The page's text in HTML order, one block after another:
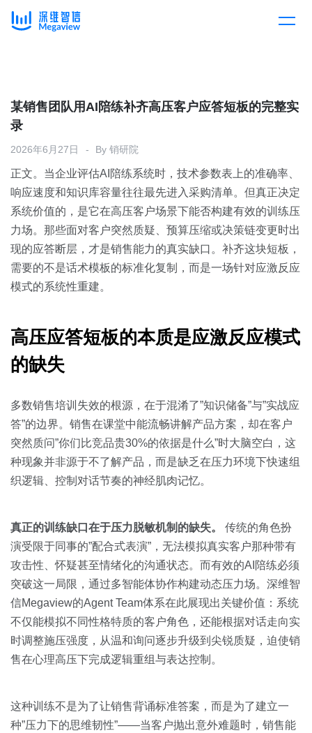
产品总览
产品集成
下载客户端
解决方案
按行业
企业服务
消费医疗
教育
汽车
金融
按角色
销售人员
销售管理
交易跟进
培训辅导
客户案例
开放平台
定价
资源中心
销售会话智能
某销售团队用AI陪练补齐高压客户应答短板的完整实
录
2026年6月27日 By 销研院
正文。当企业评估AI陪练系统时，技术参数表上的准确率、
响应速度和知识库容量往往最先进入采购清单。但真正决定
系统价值的，是它在高压客户场景下能否构建有效的训练压
力场。那些面对客户突然质疑、预算压缩或决策链变更时出
现的应答断层，才是销售能力的真实缺口。补齐这块短板，
需要的不是话术模板的标准化复制，而是一场针对应激反应
模式的系统性重建。
高压应答短板的本质是应激反应模式
的缺失
多数销售培训失效的根源，在于混淆了”知识储备”与”实战应
答”的边界。销售在课堂中能流畅讲解产品方案，却在客户
突然质问”你们比竞品贵30%的依据是什么”时大脑空白，这
种现象并非源于不了解产品，而是缺乏在压力环境下快速组
织逻辑、控制对话节奏的神经肌肉记忆。
真正的训练缺口在于压力脱敏机制的缺失。
传统的角色扮
演受限于同事的”配合式表演”，无法模拟真实客户那种带有
攻击性、怀疑甚至情绪化的沟通状态。而有效的AI陪练必须
突破这一局限，通过多智能体协作构建动态压力场。深维智
信Megaview的Agent Team体系在此展现出关键价值：系统
不仅能模拟不同性格特质的客户角色，还能根据对话走向实
时调整施压强度，从温和询问逐步升级到尖锐质疑，迫使销
售在心理高压下完成逻辑重组与表达控制。
这种训练不是为了让销售背诵标准答案，而是为了建立一
种”压力下的思维韧性”——当客户抛出意外难题时，销售能